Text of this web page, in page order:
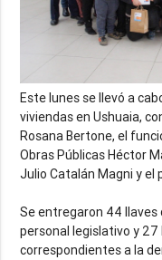
Este lunes se llevó a
viviendas en Ushuaia,
Rosana Bertone, el
Obras Públicas Héctor
Julio Catalán Magni y el
Se entregaron 44 llaves
personal legislativo y 27
correspondientes a la